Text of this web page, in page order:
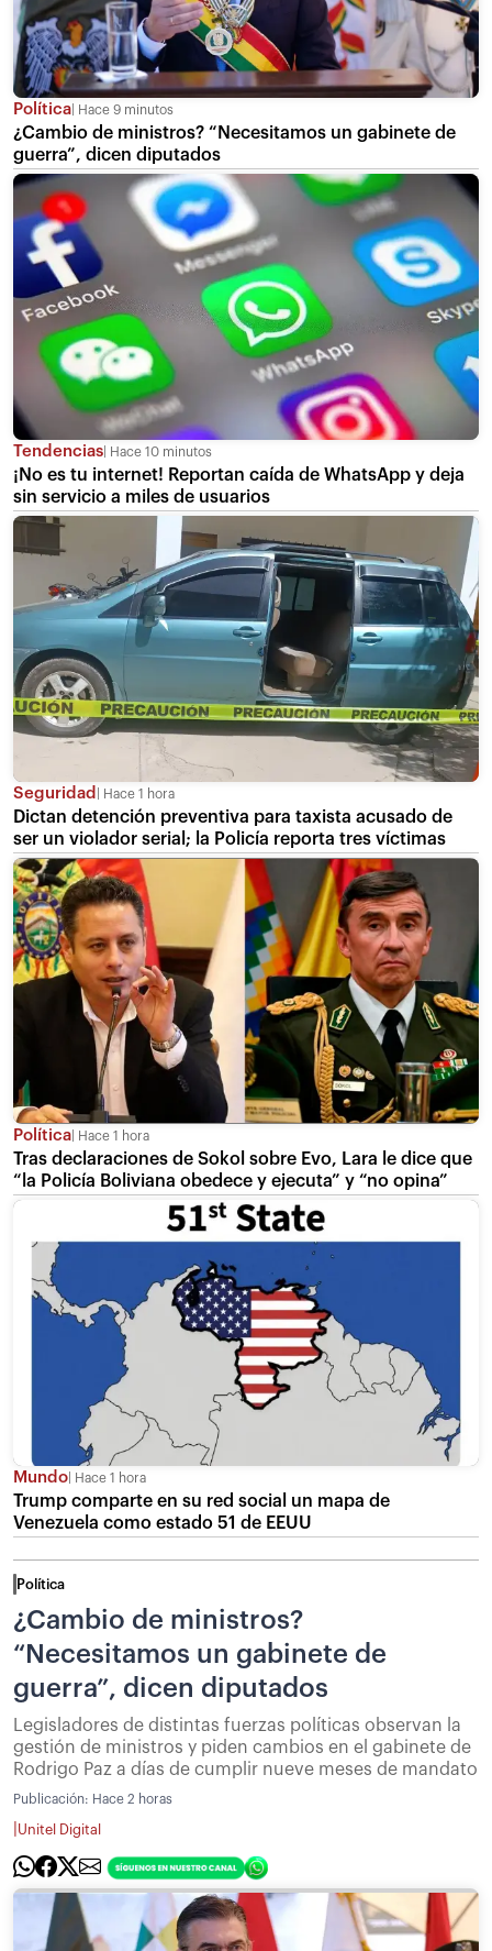
Política Hace 9 minutos
¿Cambio de ministros? “Necesitamos un gabinete de
guerra”, dicen diputados
Tendencias Hace 10 minutos
¡No es tu internet! Reportan caída de WhatsApp y deja
sin servicio a miles de usuarios
Seguridad Hace 1 hora
Dictan detención preventiva para taxista acusado de
ser un violador serial; la Policía reporta tres víctimas
Política Hace 1 hora
Tras declaraciones de Sokol sobre Evo, Lara le dice que
“la Policía Boliviana obedece y ejecuta” y “no opina”
Mundo Hace 1 hora
Trump comparte en su red social un mapa de
Venezuela como estado 51 de EEUU
Política
¿Cambio de ministros?
“Necesitamos un gabinete de
guerra”, dicen diputados
Legisladores de distintas fuerzas políticas observan la
gestión de ministros y piden cambios en el gabinete de
Rodrigo Paz a días de cumplir nueve meses de mandato
Publicación: Hace 2 horas
Unitel Digital